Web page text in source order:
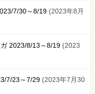
7/30～8/19
2023年8月
2023/8/13～8/19
2023
7/23～7/29
2023年7月30